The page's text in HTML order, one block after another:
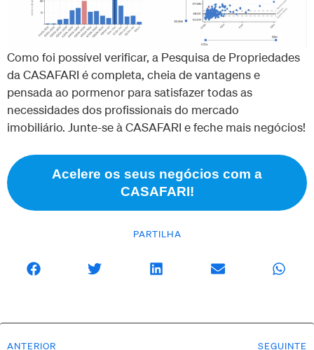
PARTILHA
Como foi possível verificar, a Pesquisa de Propriedades
da CASAFARI é completa, cheia de vantagens e
pensada ao pormenor para satisfazer todas as
necessidades dos profissionais do mercado
imobiliário. Junte-se à CASAFARI e feche mais negócios!
Acelere os seus negócios com a
CASAFARI!
ANTERIOR SEGUINTE